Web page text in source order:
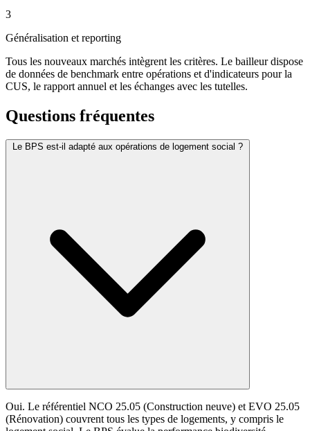
3
Généralisation et reporting
Tous les nouveaux marchés intègrent les critères. Le bailleur dispose
de données de benchmark entre opérations et d'indicateurs pour la
CUS, le rapport annuel et les échanges avec les tutelles.
Questions fréquentes
Le BPS est-il adapté aux opérations de logement social ?
Oui. Le référentiel NCO 25.05 (Construction neuve) et EVO 25.05
(Rénovation) couvrent tous les types de logements, y compris le